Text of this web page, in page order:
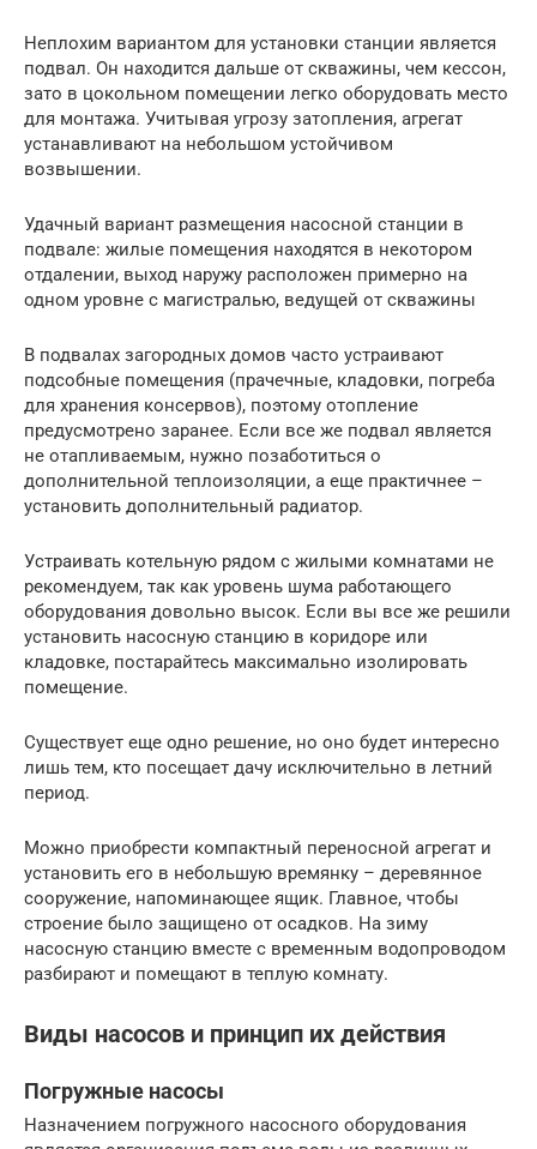
Неплохим вариантом для установки станции является
подвал. Он находится дальше от скважины, чем кессон,
зато в цокольном помещении легко оборудовать место
для монтажа. Учитывая угрозу затопления, агрегат
устанавливают на небольшом устойчивом
возвышении.
Удачный вариант размещения насосной станции в
подвале: жилые помещения находятся в некотором
отдалении, выход наружу расположен примерно на
одном уровне с магистралью, ведущей от скважины
В подвалах загородных домов часто устраивают
подсобные помещения (прачечные, кладовки, погреба
для хранения консервов), поэтому отопление
предусмотрено заранее. Если все же подвал является
не отапливаемым, нужно позаботиться о
дополнительной теплоизоляции, а еще практичнее –
установить дополнительный радиатор.
Устраивать котельную рядом с жилыми комнатами не
рекомендуем, так как уровень шума работающего
оборудования довольно высок. Если вы все же решили
установить насосную станцию в коридоре или
кладовке, постарайтесь максимально изолировать
помещение.
Существует еще одно решение, но оно будет интересно
лишь тем, кто посещает дачу исключительно в летний
период.
Можно приобрести компактный переносной агрегат и
установить его в небольшую времянку – деревянное
сооружение, напоминающее ящик. Главное, чтобы
строение было защищено от осадков. На зиму
насосную станцию вместе с временным водопроводом
разбирают и помещают в теплую комнату.
Виды насосов и принцип их действия
Погружные насосы
Назначением погружного насосного оборудования